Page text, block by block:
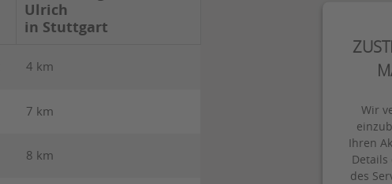
Wir
Ihren
des
Ulrich
in Stuttgart
4 km
7 km
8 km